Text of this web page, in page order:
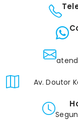
Av. Doutor